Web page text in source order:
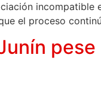
incompatible
el proceso
pese